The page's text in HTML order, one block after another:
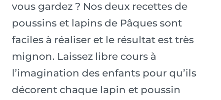
vous gardez ? Nos deux recettes de
poussins et lapins de Pâques sont
faciles à réaliser et le résultat est très
mignon. Laissez libre cours à
l’imagination des enfants pour qu’ils
décorent chaque lapin et poussin